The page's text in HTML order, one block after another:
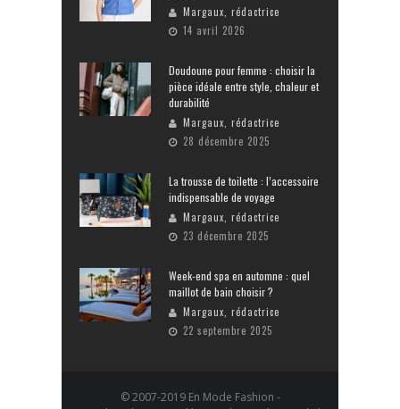
Margaux, rédactrice
14 avril 2026
Doudoune pour femme : choisir la
pièce idéale entre style, chaleur et
durabilité
Margaux, rédactrice
28 décembre 2025
La trousse de toilette : l’accessoire
indispensable de voyage
Margaux, rédactrice
23 décembre 2025
Week-end spa en automne : quel
maillot de bain choisir ?
Margaux, rédactrice
22 septembre 2025
© 2007-2019 En Mode Fashion -